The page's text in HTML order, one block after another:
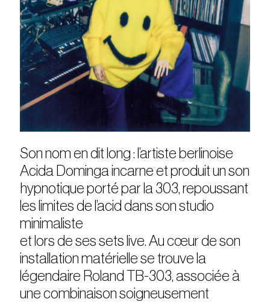
Son nom en dit long : l’artiste berlinoise
Acida Dominga incarne et produit un son
hypnotique porté par la 303, repoussant
les limites de l’acid dans son studio
minimaliste
et lors de ses sets live. Au cœur de son
installation matérielle se trouve la
légendaire Roland TB-303, associée à
une combinaison soigneusement